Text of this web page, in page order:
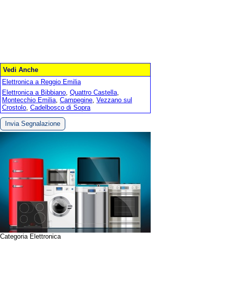
Vedi Anche
Elettronica a Reggio Emilia
Elettronica a Bibbiano, Quattro Castella,
Montecchio Emilia, Campegine, Vezzano sul
Crostolo, Cadelbosco di Sopra
Invia Segnalazione
Categoria Elettronica